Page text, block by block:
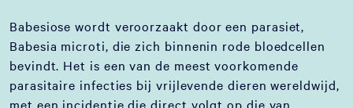
Babesiose wordt veroorzaakt door een parasiet,
Babesia microti, die zich binnenin rode bloedcellen
bevindt. Het is een van de meest voorkomende
parasitaire infecties bij vrijlevende dieren wereldwijd,
met een incidentie die direct volgt op die van